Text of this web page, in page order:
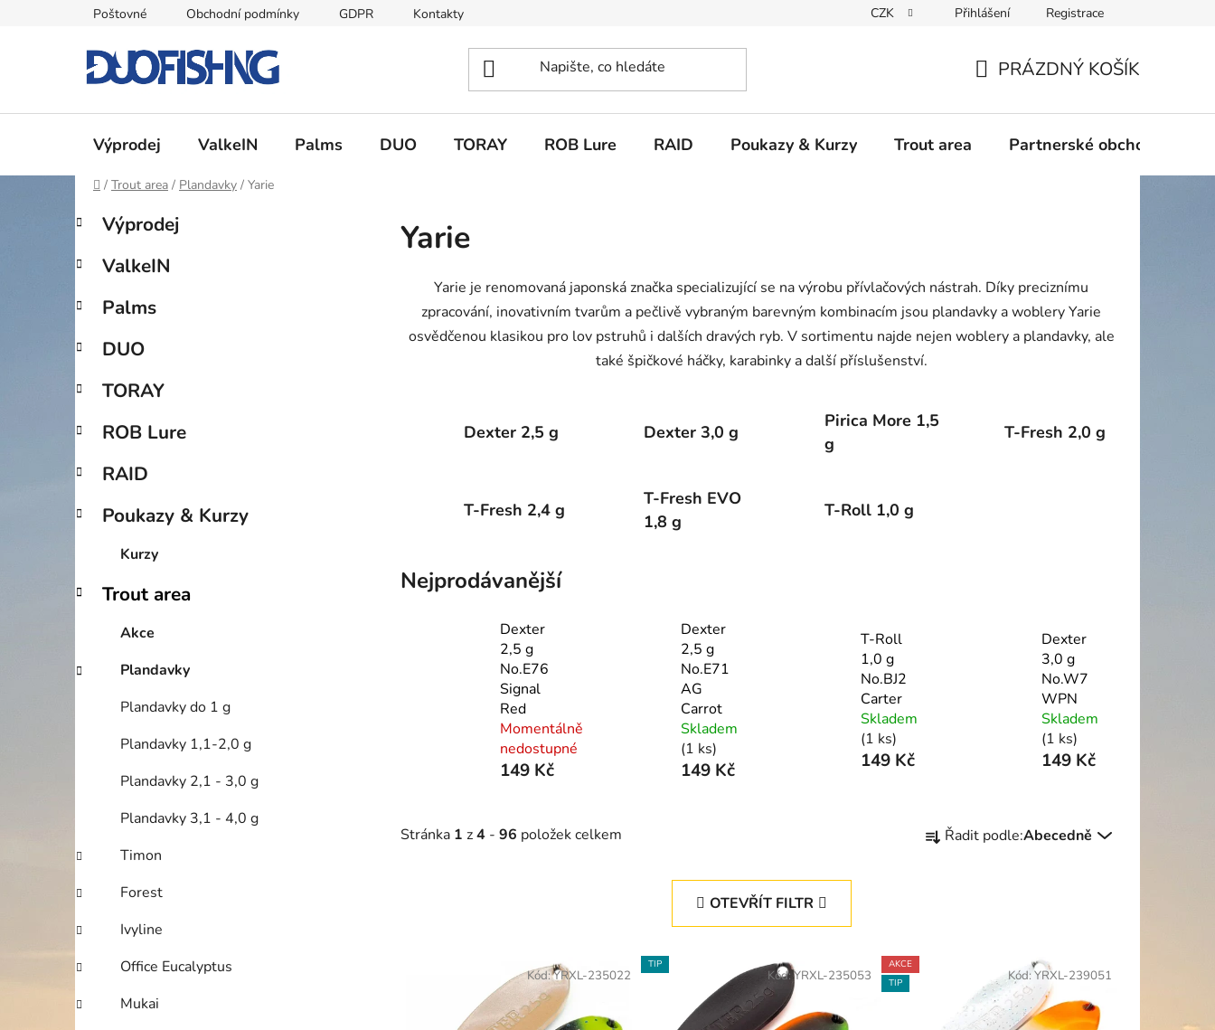
Poštovné Obchodní podmínky GDPR Kontakty CZK Přihlášení Registrace
KOŠÍK
PRÁZDNÝ KOŠÍK
Výprodej ValkeIN Palms DUO TORAY ROB Lure RAID Poukazy & Kurzy Trout area Partnerské obchody
Domů
/ Trout area / Plandavky / Yarie
P
s
r
n
n
í
p
n
l
Přeskočit
kategorie
K
a
e
o
i
Výprodej
ValkeIN
Palms
DUO
TORAY
ROB Lure
RAID
Poukazy & Kurzy
Kurzy
Trout area
Akce
Plandavky
Plandavky do 1 g
Plandavky 1,1-2,0 g
Plandavky 2,1 - 3,0 g
Plandavky 3,1 - 4,0 g
Timon
Forest
Ivyline
Office Eucalyptus
Mukai
Yarie
Yarie je renomovaná japonská značka specializující se na výrobu přívlačových nástrah. Díky preciznímu
zpracování, inovativním tvarům a pečlivě vybraným barevným kombinacím jsou plandavky a woblery Yarie
osvědčenou klasikou pro lov pstruhů i dalších dravých ryb. V sortimentu najde nejen woblery a plandavky, ale
také špičkové háčky, karabinky a další příslušenství.
Dexter 2,5 g Dexter 3,0 g
Pirica More 1,5
g
T-Fresh 2,0 g
T-Fresh 2,4 g
T-Fresh EVO
1,8 g
T-Roll 1,0 g
Nejprodávanější
Dexter
2,5 g
No.E76
Signal
Red
Momentálně
nedostupné
149 Kč
Dexter
2,5 g
No.E71
AG
Carrot
Skladem
(1 ks)
149 Kč
T-Roll
1,0 g
No.BJ2
Carter
Skladem
(1 ks)
149 Kč
Dexter
3,0 g
No.W7
WPN
Skladem
(1 ks)
149 Kč
Stránka 1 z4 - 96 položek celkem
a Řadit podle:Abecedně
OTEVŘÍT FILTR
Kód:YRXL-235022
TIP
Kód:YRXL-235053
AKCE
TIP
Kód: YRXL-239051